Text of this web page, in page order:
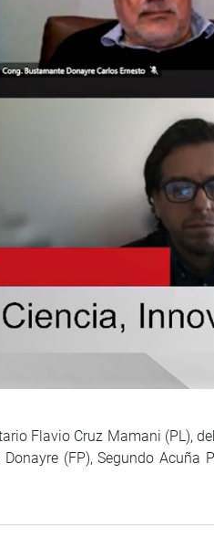
Flavio Cruz Mamani (PL),
(FP), Segundo Acuña